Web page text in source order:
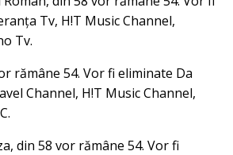
Tv, H!T Music Channel,
Tv.
rămâne 54. Vor fi eliminate Da
Channel, H!T Music Channel,
din 58 vor rămâne 54. Vor fi